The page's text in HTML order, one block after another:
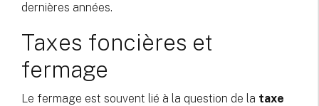
dernières années.
Taxes foncières et
fermage
Le fermage est souvent lié à la question de la taxe